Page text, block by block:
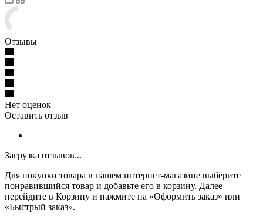
Отзывы
Нет оценок
Оставить отзыв
Загрузка отзывов...
Для покупки товара в нашем интернет-магазине выберите
понравившийся товар и добавьте его в корзину. Далее
перейдите в Корзину и нажмите на «Оформить заказ» или
«Быстрый заказ».